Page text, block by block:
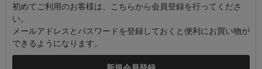
初めてご利用のお客様は、こちらから会員登録を行ってくださ
い。
メールアドレスとパスワードを登録しておくと便利にお買い物が
できるようになります。